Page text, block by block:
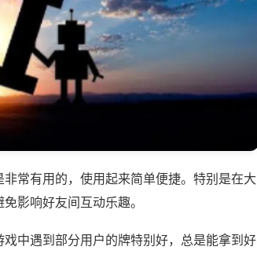
常有用的，使用起来简单便捷。特别是在大
影响好友间互动乐趣。
中遇到部分用户的牌特别好，总是能拿到好